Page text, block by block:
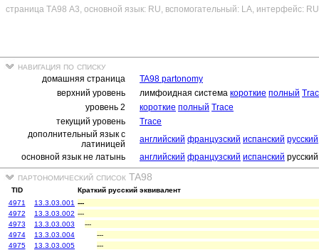
страница ТА98 A3, основной язык: RU, вспомогательный: LA, интерфейс:
навигация по списку
домашняя страница
TA98 partonomy
верхний уровень
лимфоидная система короткие полный
уровень 2
короткие полный Trace
текущий уровень
Trace
дополнительный язык с
латиницей
английский французский испанский русский
основной язык не латынь
английский французский испанский русский
партономический список TA98
TID
Краткий русский эквивалент
4971
13.3.03.001 ---
4972
13.3.03.002 ---
4973
13.3.03.003
---
4974
13.3.03.004
---
4975
13.3.03.005
---